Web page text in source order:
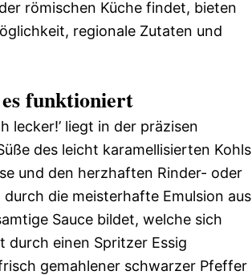
römischen Küche findet, bieten
regionale Zutaten und
funktioniert
lecker!’ liegt in der präzisen
des leicht karamellisierten Kohls
und den herzhaften Rinder- oder
die meisterhafte Emulsion aus
Sauce bildet, welche sich
durch einen Spritzer Essig
gemahlener schwarzer Pfeffer